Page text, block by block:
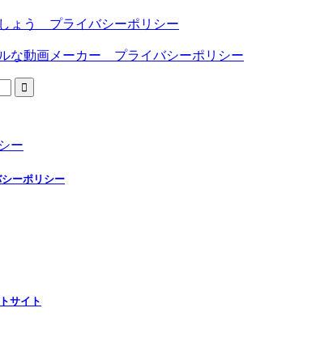
ょう プライバシーポリシー
な動画メーカー プライバシーポリシー
ー
ーポリシー
サイト